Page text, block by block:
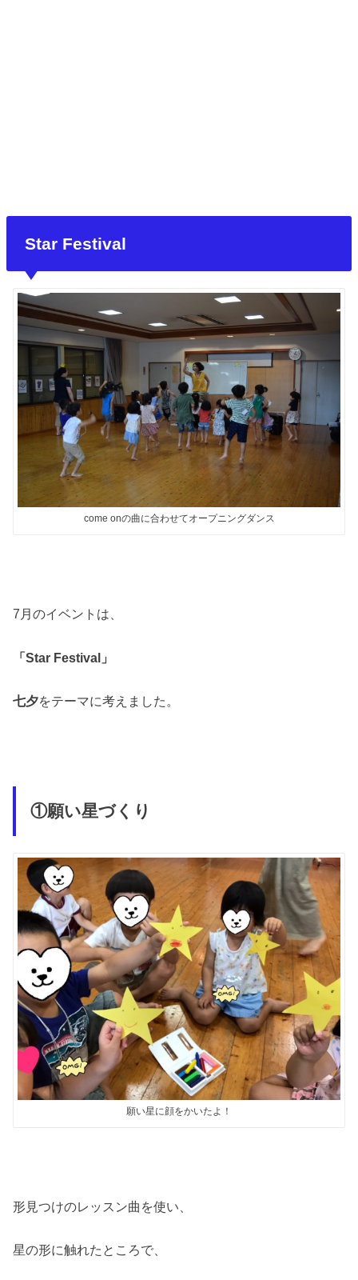
Star Festival
come onの曲に合わせてオープニングダンス
7月のイベントは、
「Star Festival」
七夕をテーマに考えました。
①願い星づくり
願い星に顔をかいたよ！
形見つけのレッスン曲を使い、
星の形に触れたところで、